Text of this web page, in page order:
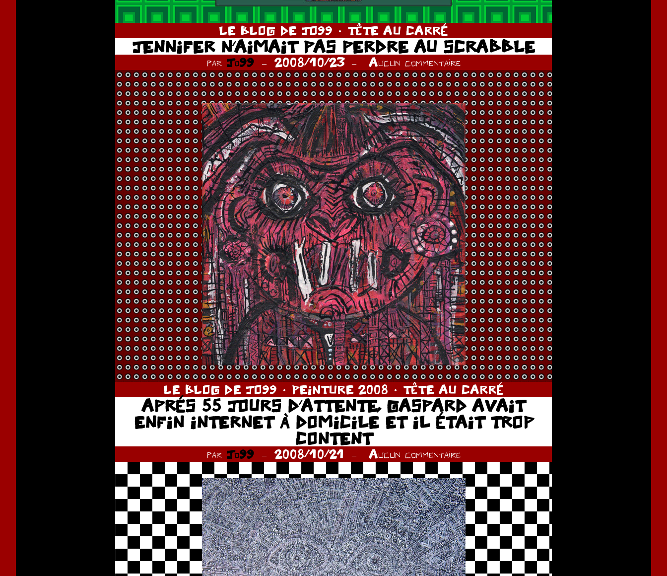
LE BLOG DE JO99 TÊTE AU CARRÉ
JENNIFER N’AIMAIT PAS PERDRE AU SCRABBLE
par Jo99 2008/10/23 Aucun commentaire
LE BLOG DE JO99 PEINTURE 2008 TÊTE AU CARRÉ
APRÉS 55 JOURS D’ATTENTE, GASPARD AVAIT
ENFIN INTERNET À DOMICILE ET IL ÉTAIT TROP
CONTENT
par Jo99 2008/10/21 Aucun commentaire